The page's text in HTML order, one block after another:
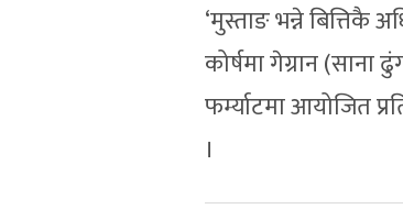
‘मुस्ताङ भन्ने बित्तिकै
कोर्षमा गेग्रान (साना
फर्म्याटमा आयोजित
।